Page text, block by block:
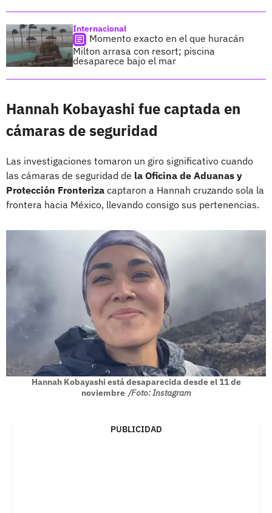
Internacional
Momento exacto en el que huracán
Milton arrasa con resort; piscina
desaparece bajo el mar
Hannah Kobayashi fue captada en
cámaras de seguridad
Las investigaciones tomaron un giro significativo cuando
las cámaras de seguridad de la Oficina de Aduanas y
Protección Fronteriza captaron a Hannah cruzando sola la
frontera hacia México, llevando consigo sus pertenencias.
Hannah Kobayashi está desaparecida desde el 11 de
noviembre /Foto: Instagram
PUBLICIDAD